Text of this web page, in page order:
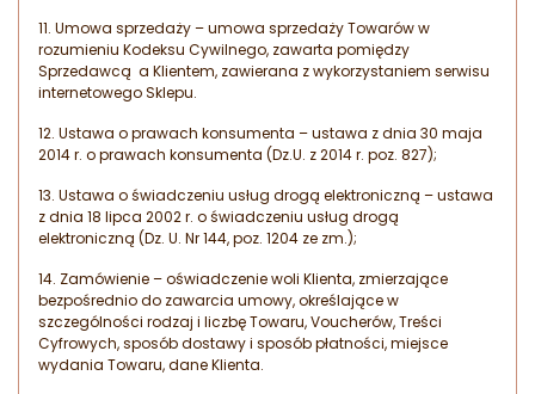
11. Umowa sprzedaży – umowa sprzedaży Towarów w
rozumieniu Kodeksu Cywilnego, zawarta pomiędzy
Sprzedawcą a Klientem, zawierana z wykorzystaniem serwisu
internetowego Sklepu.
12. Ustawa o prawach konsumenta – ustawa z dnia 30 maja
2014 r. o prawach konsumenta (Dz.U. z 2014 r. poz. 827);
13. Ustawa o świadczeniu usług drogą elektroniczną – ustawa
z dnia 18 lipca 2002 r. o świadczeniu usług drogą
elektroniczną (Dz. U. Nr 144, poz. 1204 ze zm.);
14. Zamówienie – oświadczenie woli Klienta, zmierzające
bezpośrednio do zawarcia umowy, określające w
szczególności rodzaj i liczbę Towaru, Voucherów, Treści
Cyfrowych, sposób dostawy i sposób płatności, miejsce
wydania Towaru, dane Klienta.